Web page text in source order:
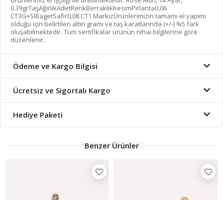
0.39grTaşAğırlıkAdetRenkBerraklıkKesimPırlanta0,06
CT3G+SIBagetSafir0,08 CT1 MarkizÜrünlerimizin tamamı el yapımı
olduğu için belirtilen altın gramı ve taş karatlarında (+/-) %5 fark
oluşabilmektedir. Tüm sertifikalar ürünün nihai bilgilerine göre
düzenlenir.
Ödeme ve Kargo Bilgisi
Ücretsiz ve Sigortalı Kargo
Hediye Paketi
Benzer Ürünler